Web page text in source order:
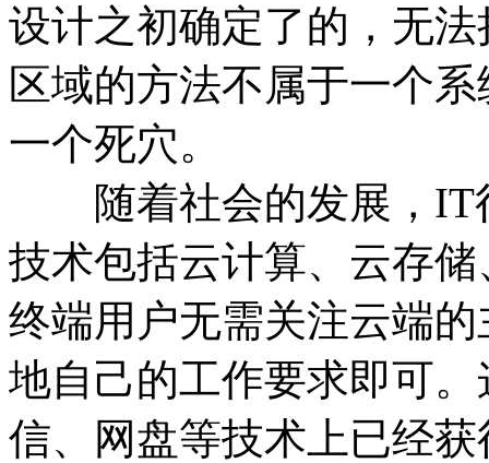
设计之初确定了的，无
区域的方法不属于一个
一个死穴。
随着社会的发展，IT
技术包括云计算、云存
终端用户无需关注云端
地自己的工作要求即可
信、网盘等技术上已经